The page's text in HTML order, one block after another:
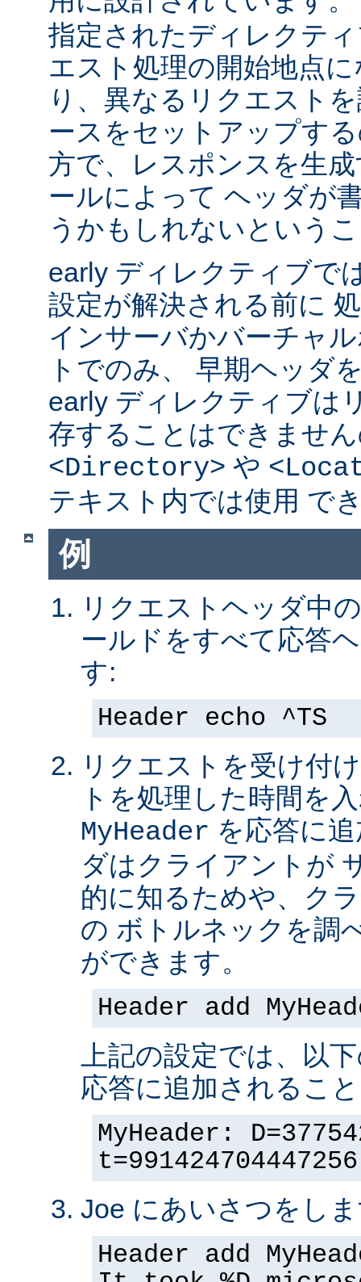
指定されたディレクテ
エスト処理の開始地点
り、異なるリクエスト
ースをセットアップす
方で、レスポンスを生
ールによって ヘッダが
うかもしれないという
early ディレクティブで
設定が解決される前に
インサーバかバーチャ
トでのみ、 早期ヘッダ
early ディレクティブは
存することはできませ
<Directory> や
テキスト内では使用 で
例
リクエストヘッダ中
ールドをすべて応答
す:
Header echo ^TS
リクエストを受け付
トを処理した時間を
MyHeader を応答に
ダはクライアントが
的に知るためや、ク
の ボトルネックを調
ができます。
Header add
上記の設定では、以
応答に追加されるこ
MyHeader:
t=991424704447256
Joe にあいさつをし
Header add